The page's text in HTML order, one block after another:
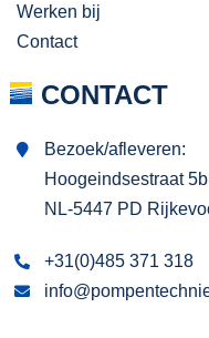
Werken bij
Contact
CONTACT
Bezoek/afleveren:
Hoogeindsestraat 5b
NL-5447 PD
+31(0)485 371 318